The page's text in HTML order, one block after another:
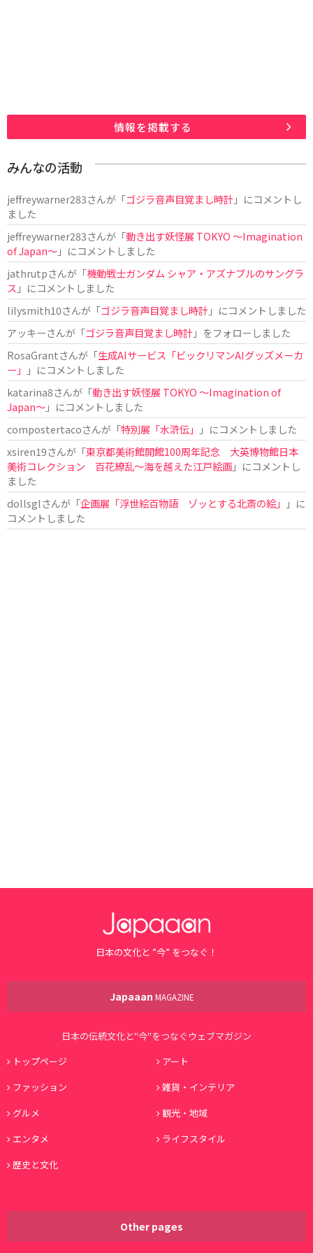
情報を掲載する
みんなの活動
jeffreywarner283さんが「ゴジラ音声目覚まし時計」にコメントし
ました
jeffreywarner283さんが「動き出す妖怪展 TOKYO 〜Imagination
of Japan〜」にコメントしました
jathrutpさんが「機動戦士ガンダム シャア・アズナブルのサングラ
ス 」にコメントしました
lilysmith10さんが「ゴジラ音声目覚まし時計」にコメントしました
アッキーさんが「ゴジラ音声目覚まし時計」をフォローしました
RosaGrantさんが「生成AIサービス「ビックリマンAIグッズメーカ
ー」
」にコメントしました
katarina8さんが「動き出す妖怪展 TOKYO 〜Imagination of
Japan〜」にコメントしました
compostertacoさんが「特別展「水滸伝」
」にコメントしました
xsiren19さんが「東京都美術館開館100周年記念 大英博物館日本
美術コレクション 百花繚乱～海を越えた江戸絵画」にコメントし
ました
dollsglさんが「企画展「浮世絵百物語 ゾッとする北斎の絵」
」に
コメントしました
日本の文化と ”今” をつなぐ！
Japaaan MAGAZINE
日本の伝統文化と"今"をつなぐウェブマガジン
トップページ
アート
ファッション
雑貨・インテリア
グルメ
観光・地域
エンタメ
ライフスタイル
歴史と文化
Other pages